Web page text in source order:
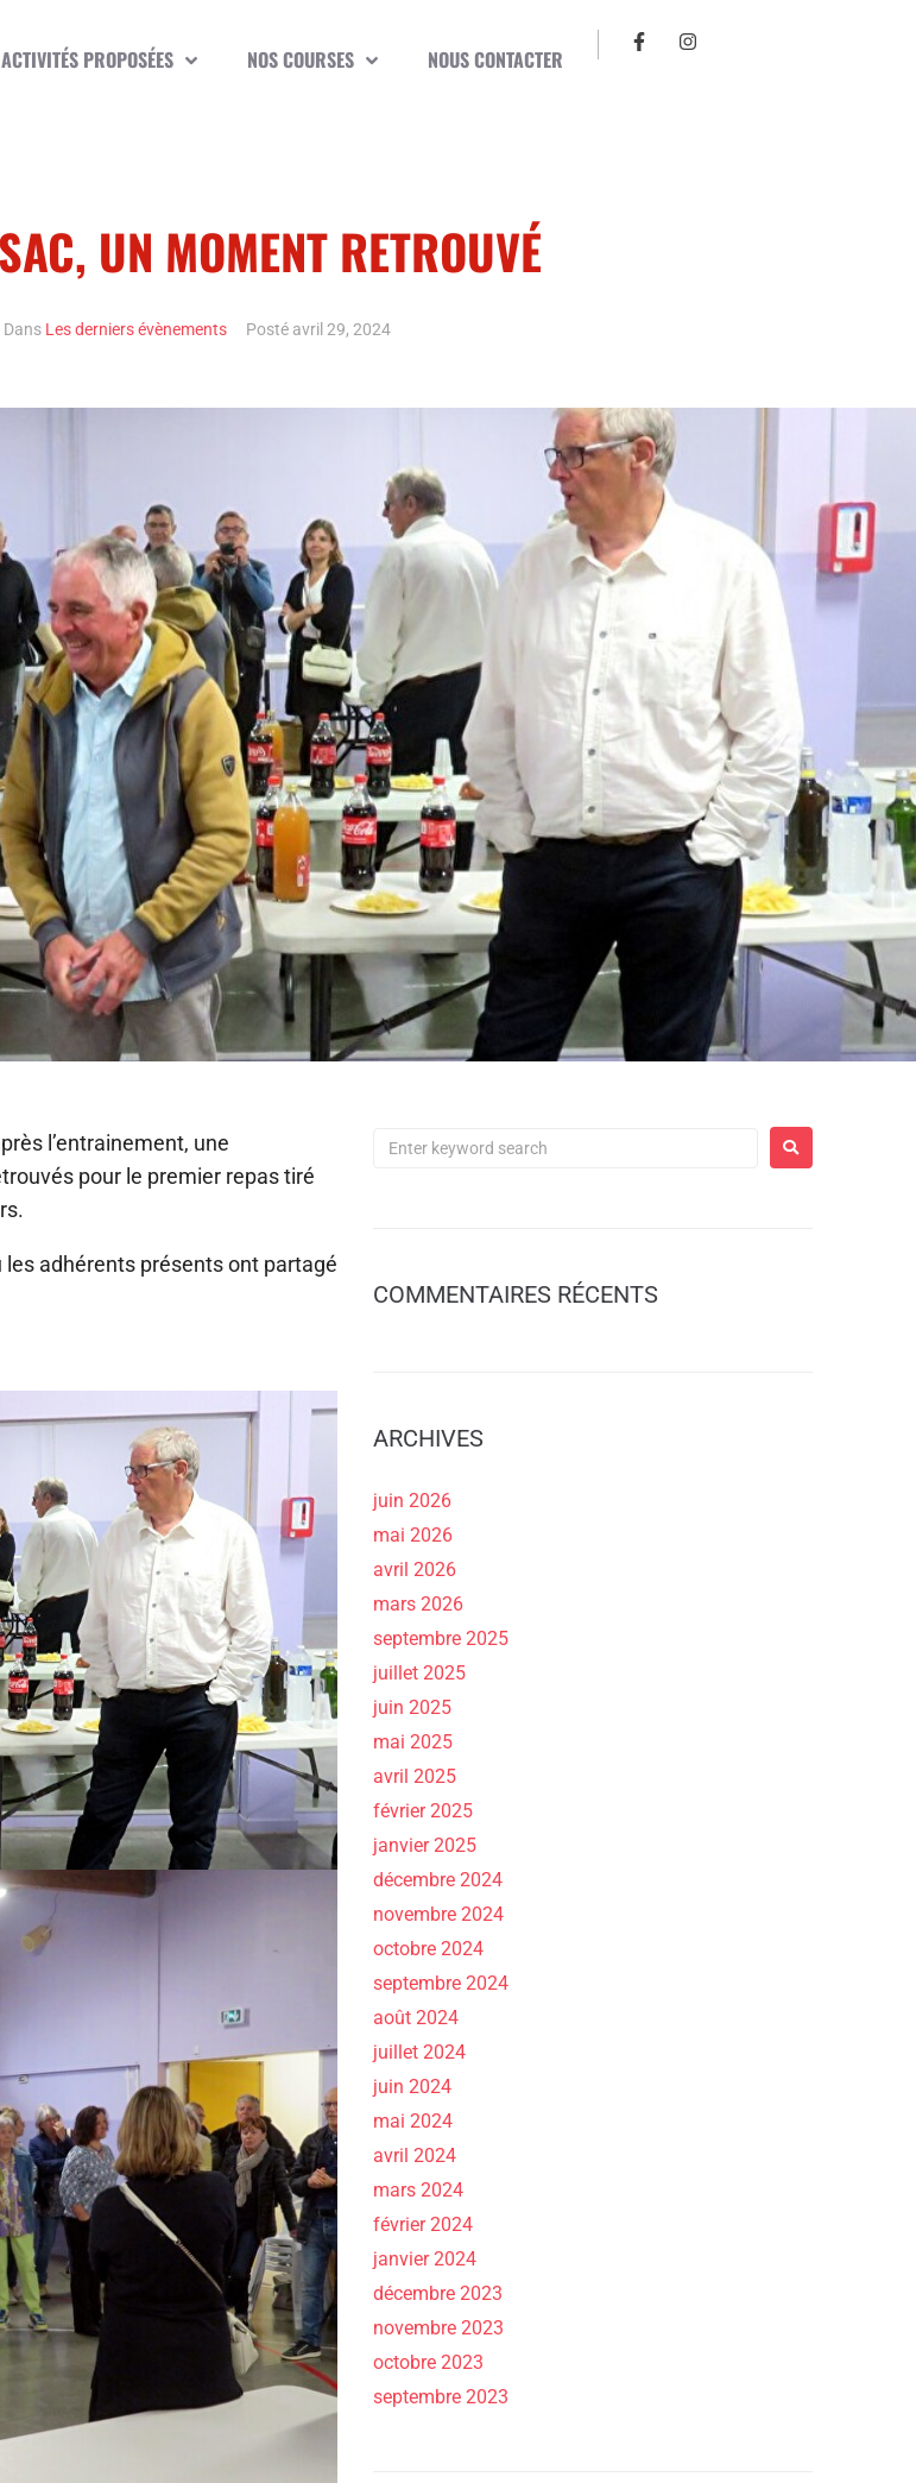
ACTIVITÉS PROPOSÉES NOS COURSES NOUS CONTACTER
UN MOMENT RETROUVÉ
Dans Les derniers évènements Posté avril 29, 2024
l’entrainement, une
pour le premier repas tiré
adhérents présents ont partagé
COMMENTAIRES RÉCENTS
ARCHIVES
juin 2026
mai 2026
avril 2026
mars 2026
septembre 2025
juillet 2025
juin 2025
mai 2025
avril 2025
février 2025
janvier 2025
décembre 2024
novembre 2024
octobre 2024
septembre 2024
août 2024
juillet 2024
juin 2024
mai 2024
avril 2024
mars 2024
février 2024
janvier 2024
décembre 2023
novembre 2023
octobre 2023
septembre 2023